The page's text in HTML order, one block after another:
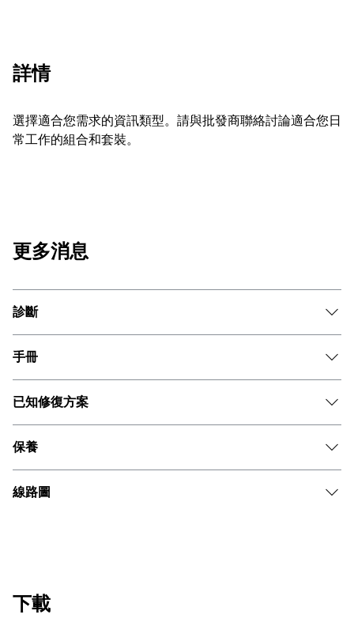
詳情
選擇適合您需求的資訊類型。請與批發商聯絡討論適合您日
常工作的組合和套裝。
更多消息
診斷
手冊
已知修復方案
保養
線路圖
下載